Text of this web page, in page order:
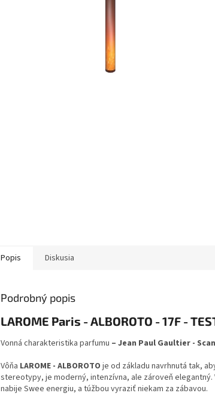
Popis Diskusia
Podrobný popis
LAROME Paris - ALBOROTO - 17F -
Vonná charakteristika parfumu – Jean Paul Gaultier -
Vôňa LAROME - ALBOROTO je od základu navrhnutá tak,
stereotypy, je moderný, intenzívna, ale zároveň elegantný.
nabije Swee energiu, a túžbou vyraziť niekam za zábavou.